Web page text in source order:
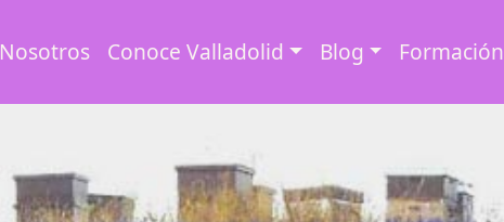
Nosotros Conoce Valladolid Blog Formación